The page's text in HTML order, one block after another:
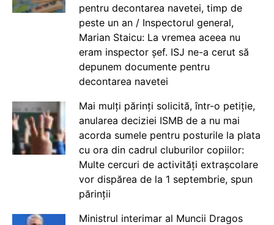
pentru decontarea navetei, timp de
peste un an / Inspectorul general,
Marian Staicu: La vremea aceea nu
eram inspector șef. ISJ ne-a cerut să
depunem documente pentru
decontarea navetei
Mai mulți părinți solicită, într-o petiție,
anularea deciziei ISMB de a nu mai
acorda sumele pentru posturile la plata
cu ora din cadrul cluburilor copiilor:
Multe cercuri de activități extrașcolare
vor dispărea de la 1 septembrie, spun
părinții
Ministrul interimar al Muncii Dragos